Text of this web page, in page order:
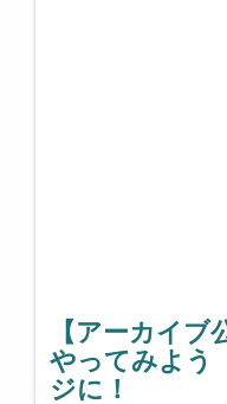
【アーカイブ
やってみよう
ジに！